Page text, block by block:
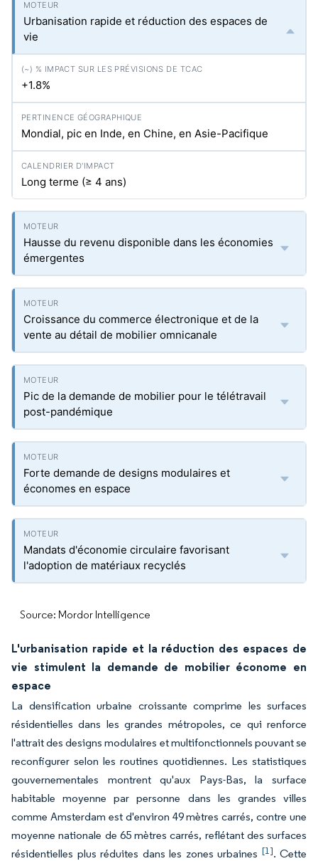
Urbanisation rapide et réduction des espaces de
vie
+1.8%
Mondial, pic en Inde, en Chine, en Asie-Pacifique
Long terme (≥ 4 ans)
Hausse du revenu disponible dans les économies
émergentes
Croissance du commerce électronique et de la
vente au détail de mobilier omnicanale
Pic de la demande de mobilier pour le télétravail
post-pandémique
Forte demande de designs modulaires et
économes en espace
Mandats d'économie circulaire favorisant
l'adoption de matériaux recyclés
Source: Mordor Intelligence
L'urbanisation rapide et la réduction des espaces de
vie stimulent la demande de mobilier économe en
espace
La densification urbaine croissante comprime les surfaces
résidentielles dans les grandes métropoles, ce qui renforce
l'attrait des designs modulaires et multifonctionnels pouvant se
reconfigurer selon les routines quotidiennes. Les statistiques
gouvernementales montrent qu'aux Pays-Bas, la surface
habitable moyenne par personne dans les grandes villes
comme Amsterdam est d'environ 49 mètres carrés, contre une
moyenne nationale de 65 mètres carrés, reflétant des surfaces
résidentielles plus réduites dans les zones urbaines [1]. Cette